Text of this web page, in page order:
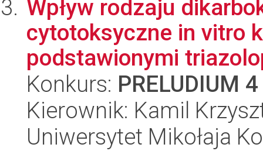
Wpływ rodzaju
cytotoksyczne in vitro
podstawionymi
Konkurs: PRELUDIUM 4
Kierownik: Kamil
Uniwersytet Mikołaja